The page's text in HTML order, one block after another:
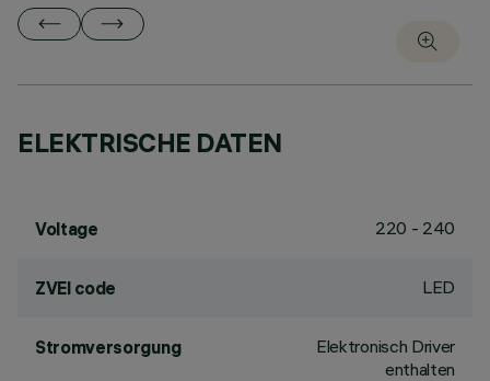
ELEKTRISCHE DATEN
Voltage 220 - 240
ZVEI code LED
Stromversorgung
Elektronisch Driver
enthalten